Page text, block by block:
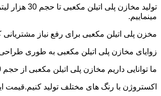
تولید
مینماییم.
مخزن پلی اتیلن مکعبی برای رفع نیاز
زوایای مخازن پلی اتیلن مکعبی به طوری طراحی
ما توانایی داریم مخازن پلی اتیلن مکعبی از حجم 1000 لیتر تا 140.000 لیتر به طور روتاری و دوجداره در قالب های روش
اکستروژن با رنگ های مختلف تولید کنیم.قیمت